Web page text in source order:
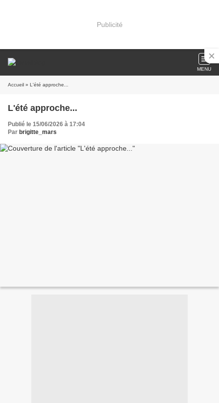
Publicité
MENU
Accueil » L'été approche...
L'été approche...
Publié le 15/06/2026 à 17:04
Par brigitte_mars